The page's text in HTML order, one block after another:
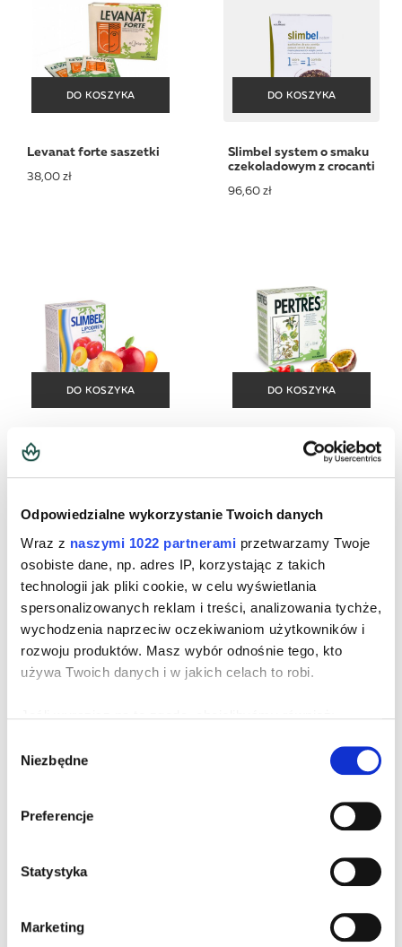
Odpowiedzialne wykorzystanie Twoich danych
Wraz z naszymi 1022 partnerami przetwarzamy Twoje
osobiste dane, np. adres IP, korzystając z takich
technologii jak pliki cookie, w celu wyświetlania
spersonalizowanych reklam i treści, analizowania tychże,
wychodzenia naprzeciw oczekiwaniom użytkowników i
rozwoju produktów. Masz wybór odnośnie tego, kto
używa Twoich danych i w jakich celach to robi.
geograficznej z dokładnością nawet do kilku metrów
charakteryzującego je zbiory danych (fingerprinting,
czyli wirtualny odcisk palca)
dane są przetwarzane oraz ustaw własne preferencje w
zmienić lub wycofać swoją zgodę w dowolnej chwili.
zgody
Niezbędne
Preferencje
Statystyka
Marketing
DO KOSZYKA
DO KOSZYKA
Levanat forte saszetki
38,00 zł
DO KOSZYKA
DO KOSZYKA
Slimbel system o smaku
czekoladowym z crocanti
96,60 zł
DO KOSZYKA
DO KOSZYKA
Slimbel Lipodren
DO KOSZYKA
DO KOSZYKA
Pertres Saszetki
DO KOSZYKA
DO KOSZYKA
92,00 zł
DO KOSZYKA
DO KOSZYKA